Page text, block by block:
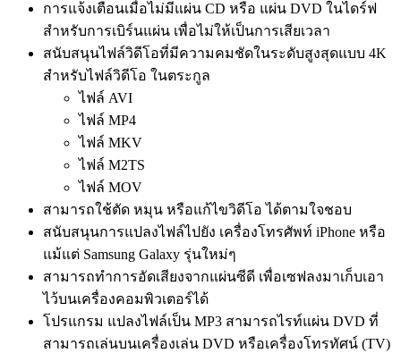
การแจ้งเตือนเมื่อไม่มีแผ่น CD หรือ แผ่น DVD ในไดร์ฟ
สำหรับการเบิร์นแผ่น เพื่อไม่ให้เป็นการเสียเวลา
สนับสนุนไฟล์วิดีโอที่มีความคมชัดในระดับสูงสุดแบบ 4K
สำหรับไฟล์วิดีโอ ในตระกูล
ไฟล์ AVI
ไฟล์ MP4
ไฟล์ MKV
ไฟล์ M2TS
ไฟล์ MOV
สามารถใช้ตัด หมุน หรือแก้ไขวิดีโอ ได้ตามใจชอบ
สนับสนุนการแปลงไฟล์ไปยัง เครื่องโทรศัพท์ iPhone หรือ
แม้แต่ Samsung Galaxy รุ่นใหม่ๆ
สามารถทำการอัดเสียงจากแผ่นซีดี เพื่อเซฟลงมาเก็บเอา
ไว้บนเครื่องคอมพิวเตอร์ได้
โปรแกรม แปลงไฟล์เป็น MP3 สามารถไรท์แผ่น DVD ที่
สามารถเล่นบนเครื่องเล่น DVD หรือเครื่องโทรทัศน์ (TV)